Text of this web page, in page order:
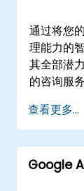
可以在您
保沉浸式
AutoGen
员、研究
利用生
您的本地
通过将您
理能力的
其全部潜
的咨询服
和优化由
案。无论
态代理，
apps，还
查看更多...
Google